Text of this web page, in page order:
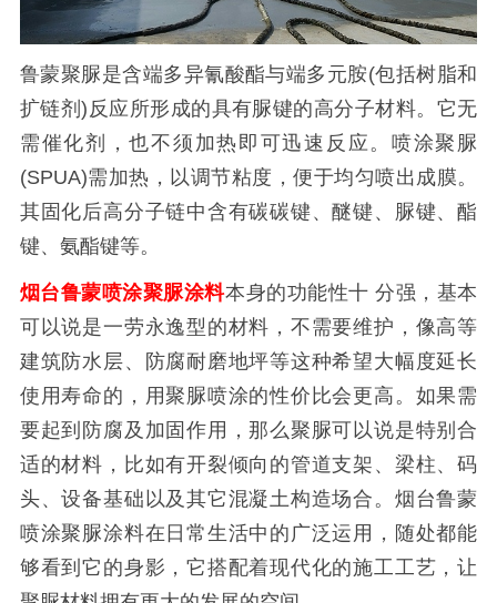
鲁蒙聚脲是含端多异氰酸酯与端多元胺(包括树脂和
扩链剂) 反应所形成的具有脲键的高分子材料。它无
需催化剂，也不须加热即可迅速反应。喷涂聚脲
(SPUA)需加热，以调节粘度，便于均匀喷出成膜。
其固化后高分子链中含有碳碳键、醚键、脲键、酯
键、氨酯键等。
烟台鲁蒙喷涂聚脲涂料本身的功能性十 分强，基本
可以说是一劳永逸型的材料，不需要维护，像高等
建筑防水层、防腐耐磨地坪等这种希望大幅度延长
使用寿命的，用聚脲喷涂的性价比会更高。如果需
要起到防腐及加固作用，那么聚脲可以说是特别合
适的材料，比如有开裂倾向的管道支架、梁柱、码
头、设备基础以及其它混凝土构造场合。烟台鲁蒙
喷涂聚脲涂料在日常生活中的广泛运用，随处都能
够看到它的身影，它搭配着现代化的施工工艺，让